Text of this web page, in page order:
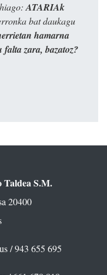
ATARIAk
bat daukagu
hamarna
falta zara, bazatoz?
Taldea S.M.
20400
/ 943 655 695